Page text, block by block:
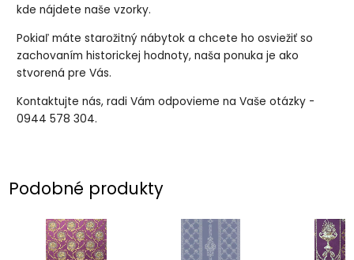
kde nájdete naše vzorky.
Pokiaľ máte starožitný nábytok a chcete ho osviežiť so
zachovaním historickej hodnoty, naša ponuka je ako
stvorená pre Vás.
Kontaktujte nás, radi Vám odpovieme na Vaše otázky -
0944 578 304.
Podobné produkty